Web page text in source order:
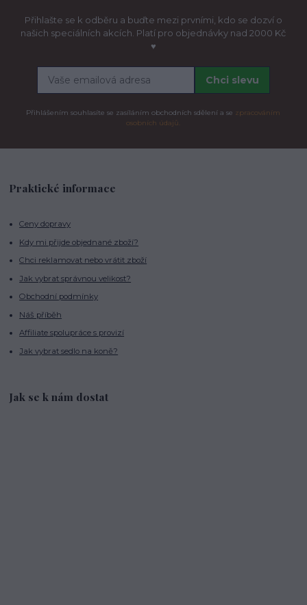
Přihlašte se k odběru a buďte mezi prvními, kdo se dozví o
našich speciálních akcích. Platí pro objednávky nad 2000 Kč
♥
Chci slevu
Přihlášením souhlasíte se zasíláním obchodních sdělení a se zpracováním
osobních údajů.
Praktické informace
Ceny dopravy
Kdy mi přijde objednané zboží?
Chci reklamovat nebo vrátit zboží
Jak vybrat správnou velikost?
Obchodní podmínky
Náš příběh
Affiliate spolupráce s provizí
Jak vybrat sedlo na koně?
Jak se k nám dostat